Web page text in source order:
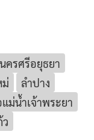
ครศรีอยุธยา
ม่
ลำปาง
แม่น้ำเจ้าพระยา